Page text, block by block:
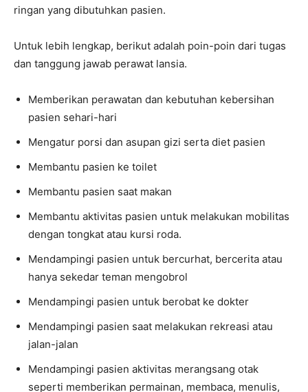
ringan yang dibutuhkan pasien.
Untuk lebih lengkap, berikut adalah poin-poin dari tugas
dan tanggung jawab perawat lansia.
Memberikan perawatan dan kebutuhan kebersihan
pasien sehari-hari
Mengatur porsi dan asupan gizi serta diet pasien
Membantu pasien ke toilet
Membantu pasien saat makan
Membantu aktivitas pasien untuk melakukan mobilitas
dengan tongkat atau kursi roda.
Mendampingi pasien untuk bercurhat, bercerita atau
hanya sekedar teman mengobrol
Mendampingi pasien untuk berobat ke dokter
Mendampingi pasien saat melakukan rekreasi atau
jalan-jalan
Mendampingi pasien aktivitas merangsang otak
seperti memberikan permainan, membaca, menulis,